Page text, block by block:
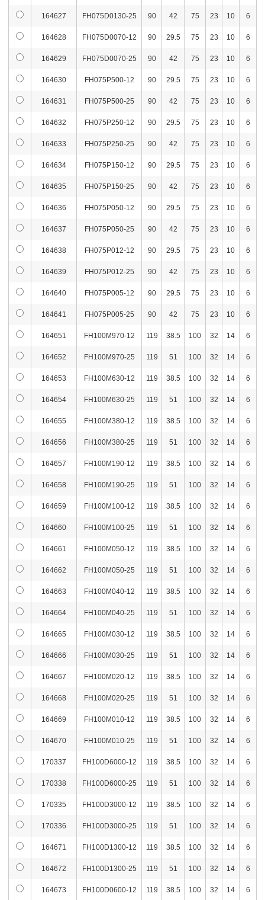
164627 FH075D0130-25 90 42 75 23 10 6
164628 FH075D0070-12 90 29.5 75 23 10 6
164629 FH075D0070-25 90 42 75 23 10 6
164630 FH075P500-12 90 29.5 75 23 10 6
164631 FH075P500-25 90 42 75 23 10 6
164632 FH075P250-12 90 29.5 75 23 10 6
164633 FH075P250-25 90 42 75 23 10 6
164634 FH075P150-12 90 29.5 75 23 10 6
164635 FH075P150-25 90 42 75 23 10 6
164636 FH075P050-12 90 29.5 75 23 10 6
164637 FH075P050-25 90 42 75 23 10 6
164638 FH075P012-12 90 29.5 75 23 10 6
164639 FH075P012-25 90 42 75 23 10 6
164640 FH075P005-12 90 29.5 75 23 10 6
164641 FH075P005-25 90 42 75 23 10 6
164651 FH100M970-12 119 38.5 100 32 14 6
164652 FH100M970-25 119 51 100 32 14 6
164653 FH100M630-12 119 38.5 100 32 14 6
164654 FH100M630-25 119 51 100 32 14 6
164655 FH100M380-12 119 38.5 100 32 14 6
164656 FH100M380-25 119 51 100 32 14 6
164657 FH100M190-12 119 38.5 100 32 14 6
164658 FH100M190-25 119 51 100 32 14 6
164659 FH100M100-12 119 38.5 100 32 14 6
164660 FH100M100-25 119 51 100 32 14 6
164661 FH100M050-12 119 38.5 100 32 14 6
164662 FH100M050-25 119 51 100 32 14 6
164663 FH100M040-12 119 38.5 100 32 14 6
164664 FH100M040-25 119 51 100 32 14 6
164665 FH100M030-12 119 38.5 100 32 14 6
164666 FH100M030-25 119 51 100 32 14 6
164667 FH100M020-12 119 38.5 100 32 14 6
164668 FH100M020-25 119 51 100 32 14 6
164669 FH100M010-12 119 38.5 100 32 14 6
164670 FH100M010-25 119 51 100 32 14 6
170337 FH100D6000-12 119 38.5 100 32 14 6
170338 FH100D6000-25 119 51 100 32 14 6
170335 FH100D3000-12 119 38.5 100 32 14 6
170336 FH100D3000-25 119 51 100 32 14 6
164671 FH100D1300-12 119 38.5 100 32 14 6
164672 FH100D1300-25 119 51 100 32 14 6
164673 FH100D0600-12 119 38.5 100 32 14 6